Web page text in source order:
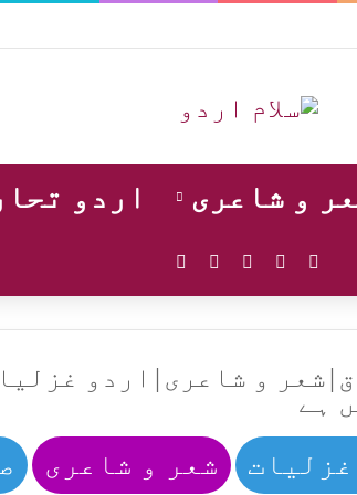
و شاعری اردو
Facebook
YouTube
Instagram
| شعر و شاعری | اردو
ہے
غزلیات شعر و شاعری